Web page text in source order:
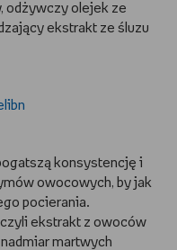
odżywczy olejek ze
ekstrakt ze śluzu
konsystencję i
owocowych, by jak
pocierania.
ekstrakt z owoców
martwych